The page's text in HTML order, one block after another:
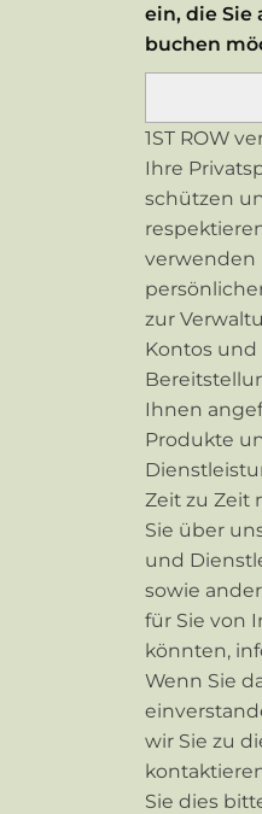
ein, die
buchen
1ST ROW
Ihre
schützen
verwenden
zur
Kontos und
Ihnen
Produkte
Zeit zu Zeit
Sie über
und
sowie
für Sie von
könnten,
Wenn Sie
wir Sie zu
Sie dies